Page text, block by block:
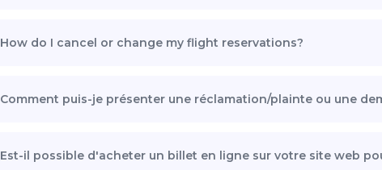
How do I cancel or change my flight reservations?
Comment puis-je présenter une réclamation/plainte ou une
Est-il possible d'acheter un billet en ligne sur votre site web